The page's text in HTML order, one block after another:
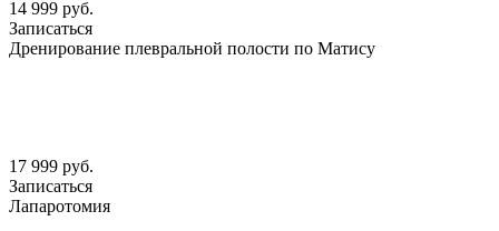
14 999 руб.
Записаться
Дренирование плевральной полости по Матису
17 999 руб.
Записаться
Лапаротомия